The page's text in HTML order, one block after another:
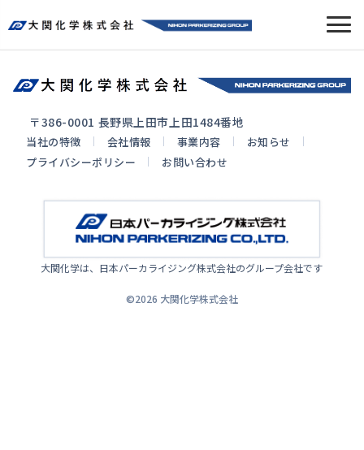
〒386-0001 長野県上田市上田1484番地
当社の特徴 会社情報 事業内容
お知らせ
プライバシーポリシー
お問い合わせ
大関化学は、日本パーカライジング株式会社のグループ会社です
©︎2026 大関化学株式会社